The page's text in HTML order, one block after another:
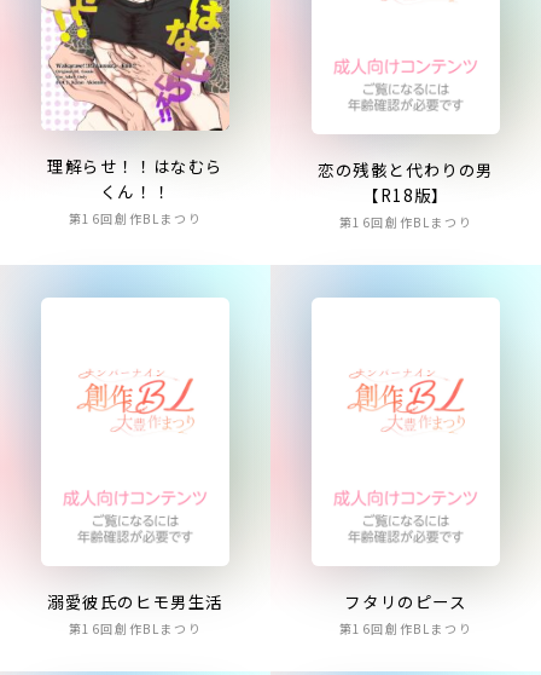
理解らせ！！はなむら
くん！！
第16回創作BLまつり
恋の残骸と代わりの男
【R18版】
第16回創作BLまつり
溺愛彼氏のヒモ男生活
第16回創作BLまつり
フタリのピース
第16回創作BLまつり